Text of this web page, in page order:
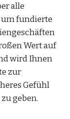
alle
fundierte
Wert auf
wird Ihnen
zur
Gefühl
geben.